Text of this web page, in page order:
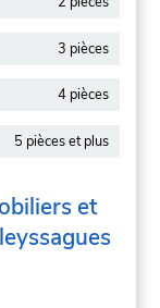
3 pièces
4 pièces
5 pièces et plus
et